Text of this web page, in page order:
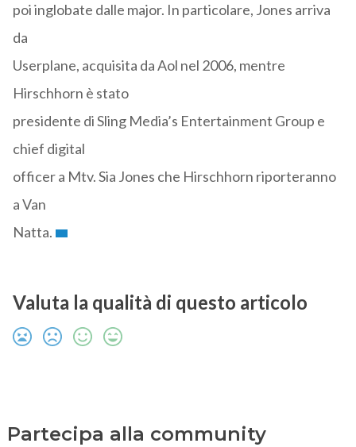
poi inglobate dalle major. In particolare, Jones arriva
da
Userplane, acquisita da Aol nel 2006, mentre
Hirschhorn è stato
presidente di Sling Media’s Entertainment Group e
chief digital
officer a Mtv. Sia Jones che Hirschhorn riporteranno
a Van
Natta.
Valuta la qualità di questo articolo
Partecipa alla community